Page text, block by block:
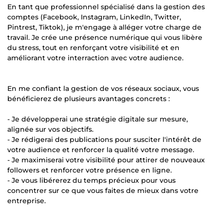
En tant que professionnel spécialisé dans la gestion des
comptes (Facebook, Instagram, LinkedIn, Twitter,
Pintrest, Tiktok), je m'engage à alléger votre charge de
travail. Je crée une présence numérique qui vous libère
du stress, tout en renforçant votre visibilité et en
améliorant votre interraction avec votre audience.
En me confiant la gestion de vos réseaux sociaux, vous
bénéficierez de plusieurs avantages concrets :
- Je développerai une stratégie digitale sur mesure,
alignée sur vos objectifs.
- Je rédigerai des publications pour susciter l'intérêt de
votre audience et renforcer la qualité votre message.
- Je maximiserai votre visibilité pour attirer de nouveaux
followers et renforcer votre présence en ligne.
- Je vous libérerez du temps précieux pour vous
concentrer sur ce que vous faites de mieux dans votre
entreprise.